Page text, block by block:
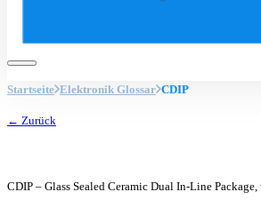
Startseite Elektronik Glossar CDIP
← Zurück
CDIP – Glass Sealed Ceramic Dual In-Line